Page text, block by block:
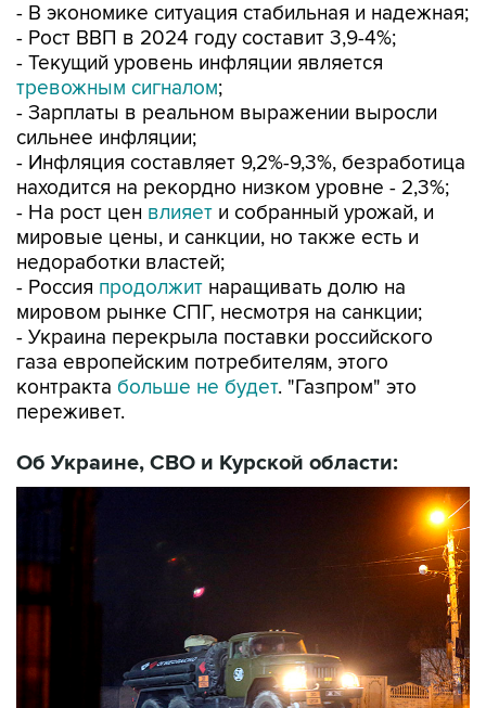
- В экономике ситуация стабильная и надежная;
- Рост ВВП в 2024 году составит 3,9-4%;
- Текущий уровень инфляции является
тревожным сигналом;
- Зарплаты в реальном выражении выросли
сильнее инфляции;
- Инфляция составляет 9,2%-9,3%, безработица
находится на рекордно низком уровне - 2,3%;
- На рост цен влияет и собранный урожай, и
мировые цены, и санкции, но также есть и
недоработки властей;
- Россия продолжит наращивать долю на
мировом рынке СПГ, несмотря на санкции;
- Украина перекрыла поставки российского
газа европейским потребителям, этого
контракта больше не будет. "Газпром" это
переживет.
Об Украине, СВО и Курской области: